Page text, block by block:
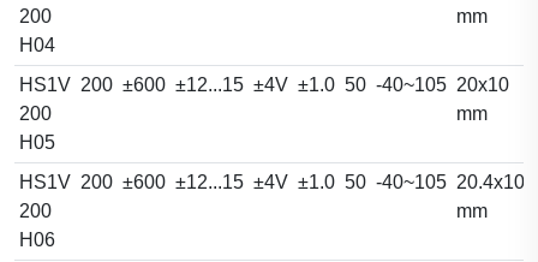
200
H04
mm
HS1V
200
H05
200 ±600 ±12...15 ±4V ±1.0 50 -40~105 20x10
mm
HS1V
200
H06
200 ±600 ±12...15 ±4V ±1.0 50 -40~105
mm